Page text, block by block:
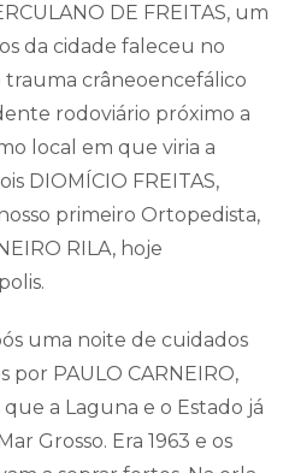
DE FREITAS, um
da cidade faleceu no
trauma crâneoencefálico
rodoviário próximo a
local em que viria a
DIOMÍCIO FREITAS,
primeiro Ortopedista,
RILA, hoje
uma noite de cuidados
por PAULO CARNEIRO,
a Laguna e o Estado já
Grosso. Era 1963 e os